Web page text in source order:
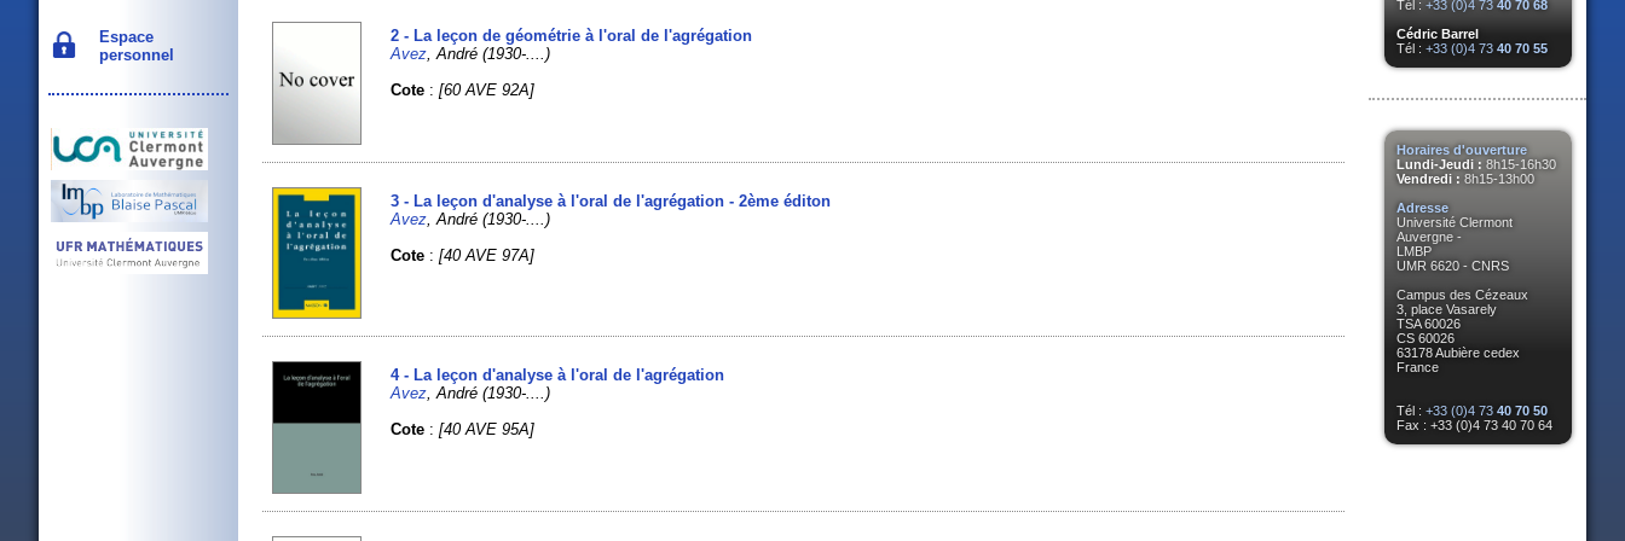
Espace
personnel
Tél : +33 (0)4 73 40 70 68
Cédric Barrel
Tél : +33 (0)4 73 40 70 55
Horaires d'ouverture
Lundi-Jeudi : 8h15-16h30
Vendredi : 8h15-13h00
Adresse
Université Clermont
Auvergne -
LMBP
UMR 6620 - CNRS
Campus des Cézeaux
3, place Vasarely
TSA 60026
CS 60026
63178 Aubière cedex
France
Tél : +33 (0)4 73 40 70 50
Fax : +33 (0)4 73 40 70 64
2 - La leçon de géométrie à l'oral de l'agrégation
Avez , André (1930-....)
Cote :[60 AVE 92A]
3 - La leçon d'analyse à l'oral de l'agrégation - 2ème éditon
Avez, André (1930-....)
Cote :[40 AVE 97A]
4 - La leçon d'analyse à l'oral de l'agrégation
Avez , André (1930-....)
Cote :[40 AVE 95A]